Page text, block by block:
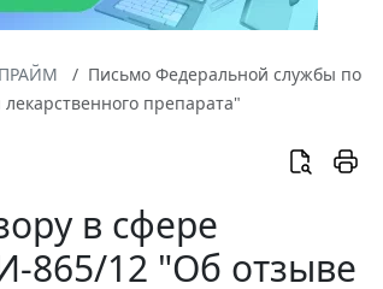
Письмо Федеральной службы по
препарата"
в сфере
865/12 "Об отзыве